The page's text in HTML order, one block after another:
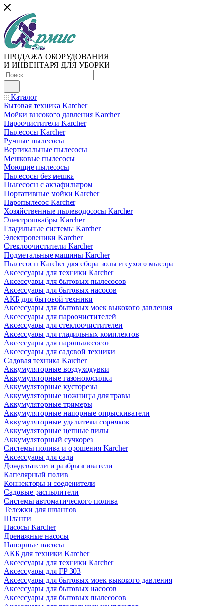
ПРОДАЖА ОБОРУДОВАНИЯ
И ИНВЕНТАРЯ ДЛЯ УБОРКИ
Каталог
Бытовая техника Karcher
Мойки высокого давления Karcher
Пароочистители Karcher
Пылесосы Karcher
Ручные пылесосы
Вертикальные пылесосы
Мешковые пылесосы
Моющие пылесосы
Пылесосы без мешка
Пылесосы с аквафильтром
Портативные мойки Karcher
Паропылесос Karcher
Хозяйственные пылеводососы Karcher
Электрошвабры Karcher
Гладильные системы Karcher
Электровеники Karcher
Стеклоочистители Karcher
Подметальные машины Karcher
Пылесосы Karcher для сбора золы и сухого мысора
Аксессуары для техники Karcher
Аксессуары для бытовых пылесосов
Аксессуары для бытовых насосов
АКБ для бытовой техники
Аксессуары для бытовых моек выкокого давления
Аксессуары для пароочистителей
Аксессуары для стеклоочистителей
Аксессуары для гладильных комплектов
Аксессуары для паропылесосов
Аксессуары для садовой техники
Садовая техника Karcher
Аккумуляторные воздуходувки
Аккумуляторные газонокосилки
Аккумуляторные кусторезы
Аккумуляторные ножницы для травы
Аккумуляторные тримеры
Аккумуляторные напорные опрыскиватели
Аккумуляторные удалители сорняков
Аккумуляторные цепные пилы
Аккумуляторный сучкорез
Системы полива и орошения Karcher
Аксессуары для сада
Дождеватели и разбрызгиватели
Капелярный полив
Коннекторы и соеденители
Садовые распылители
Системы автоматического полива
Тележки для шлангов
Шланги
Насосы Karcher
Дренажные насосы
Напорные насосы
АКБ для техники Karcher
Аксессуары для техники Karcher
Аксессуары для FP 303
Аксессуары для бытовых моек выкокого давления
Аксессуары для бытовых насосов
Аксессуары для бытовых пылесосов